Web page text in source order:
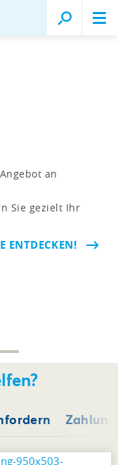
an
Sie gezielt Ihr
ENTDECKEN!